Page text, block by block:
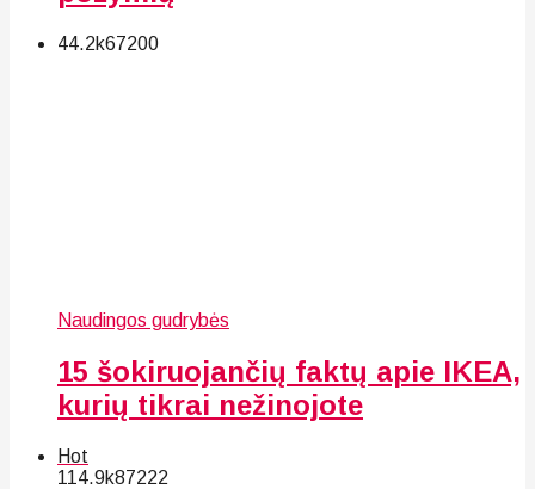
44.2k67200
Naudingos gudrybės
15 šokiruojančių faktų apie IKEA,
kurių tikrai nežinojote
Hot
114.9k87222